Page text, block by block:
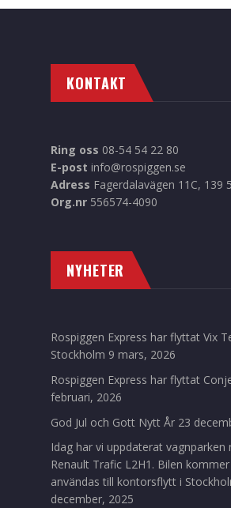
KONTAKT
Ring oss 08-54 54 22 80
E-post info@rospiggen.se
Adress Fagerdalavägen 11C, 139
Org.nr 556574-4090
NYHETER
Rospiggen Express har flyttat Vix
Stockholm 9 mars, 2026
Rospiggen Express har flyttat
februari, 2026
God Jul och Gott Nytt År 23
Idag har vi uppdaterat vagnparken
Renault Trafic L2H1. Bilen
användas till kontorsflytt i
december, 2025